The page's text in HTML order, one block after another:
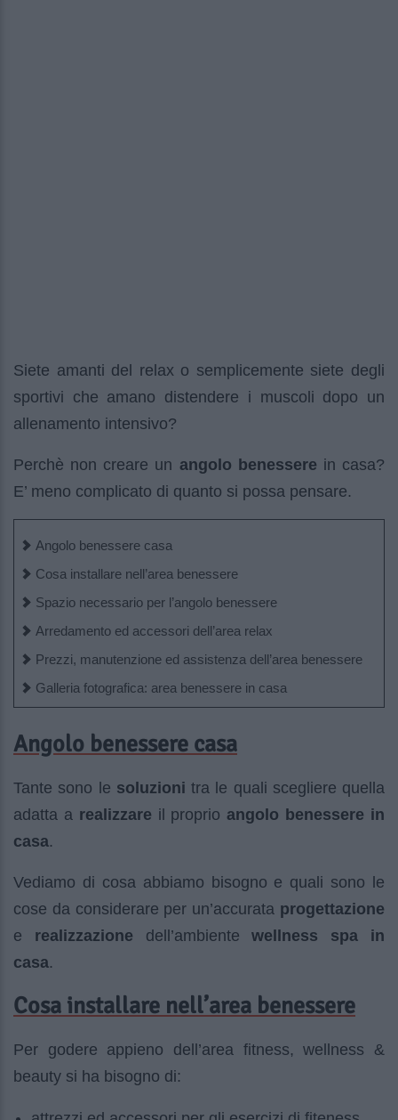
Siete amanti del relax o semplicemente siete degli
sportivi che amano distendere i muscoli dopo un
allenamento intensivo?
Perchè non creare un angolo benessere in casa?
E’ meno complicato di quanto si possa pensare.
Angolo benessere casa
Cosa installare nell’area benessere
Spazio necessario per l’angolo benessere
Arredamento ed accessori dell’area relax
Prezzi, manutenzione ed assistenza dell’area benessere
Galleria fotografica: area benessere in casa
Angolo benessere casa
Tante sono le soluzioni tra le quali scegliere quella
adatta a realizzare il proprio angolo benessere in
casa.
Vediamo di cosa abbiamo bisogno e quali sono le
cose da considerare per un’accurata progettazione
e realizzazione dell’ambientewellness spa in
casa.
Cosa installare nell’area benessere
Per godere appieno dell’area fitness, wellness &
beauty si ha bisogno di: